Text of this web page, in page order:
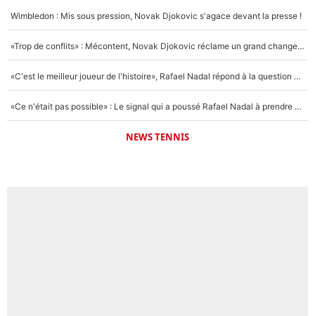
Wimbledon : Mis sous pression, Novak Djokovic s'agace devant la presse !
«Trop de conflits» : Mécontent, Novak Djokovic réclame un grand changement !
«C'est le meilleur joueur de l'histoire», Rafael Nadal répond à la question que tout le monde se pose !
«Ce n'était pas possible» : Le signal qui a poussé Rafael Nadal à prendre sa retraite !
NEWS TENNIS